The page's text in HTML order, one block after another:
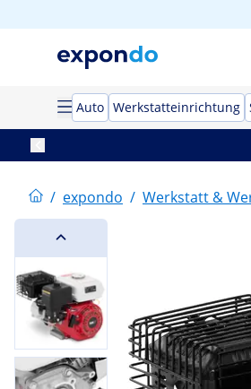
Auto Werkstatteinrichtung
/ expondo / Werkstatt &